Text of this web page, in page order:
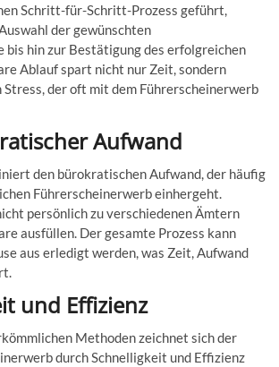
Schritt-für-Schritt-Prozess geführt,
der gewünschten
bis hin zur Bestätigung des erfolgreichen
Ablauf spart nicht nur Zeit, sondern
Stress, der oft mit dem Führerscheinerwerb
Aufwand
den bürokratischen Aufwand, der häufig
Führerscheinerwerb einhergeht.
persönlich zu verschiedenen Ämtern
ausfüllen. Der gesamte Prozess kann
aus erledigt werden, was Zeit, Aufwand
und Effizienz
Methoden zeichnet sich der
durch Schnelligkeit und Effizienz